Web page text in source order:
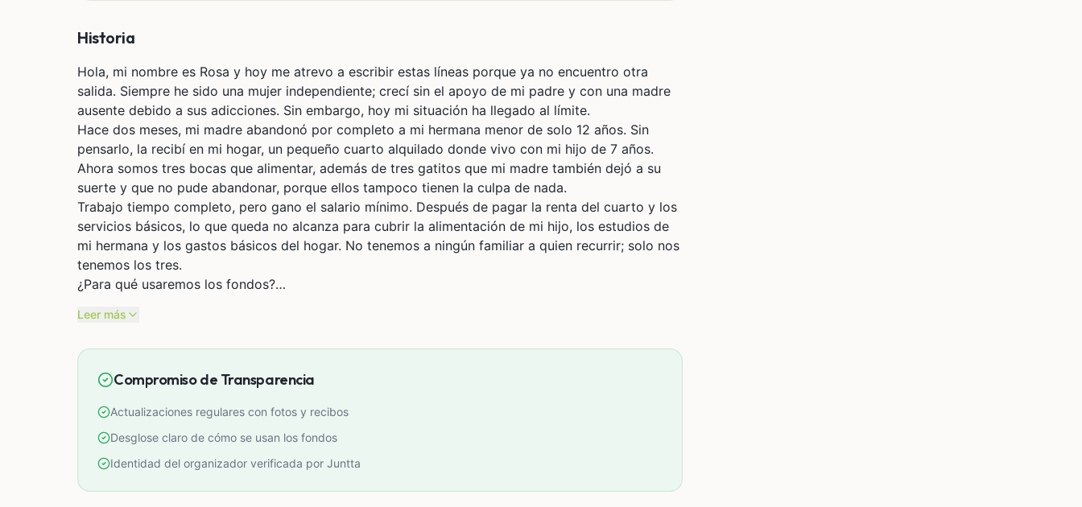
Historia
Hola, mi nombre es Rosa y hoy me atrevo a escribir estas líneas porque ya no encuentro otra
salida. Siempre he sido una mujer independiente; crecí sin el apoyo de mi padre y con una madre
ausente debido a sus adicciones. Sin embargo, hoy mi situación ha llegado al límite.
Hace dos meses, mi madre abandonó por completo a mi hermana menor de solo 12 años. Sin
pensarlo, la recibí en mi hogar, un pequeño cuarto alquilado donde vivo con mi hijo de 7 años.
Ahora somos tres bocas que alimentar, además de tres gatitos que mi madre también dejó a su
suerte y que no pude abandonar, porque ellos tampoco tienen la culpa de nada.
Trabajo tiempo completo, pero gano el salario mínimo. Después de pagar la renta del cuarto y los
servicios básicos, lo que queda no alcanza para cubrir la alimentación de mi hijo, los estudios de
mi hermana y los gastos básicos del hogar. No tenemos a ningún familiar a quien recurrir; solo nos
tenemos los tres.
¿Para qué usaremos los fondos?
Comprar alimentos básicos y artículos de higiene para mi hijo y mi hermana.
Comprar alimento para los gatitos rescatados mientras les busco un hogar responsable o logro
estabilizarme.
puedan tener un plato de comida y un lugar seguro donde dormir. Si no puedes donar, te
agradezco de corazón que compartas nuestra historia.
Muchas gracias por leernos y por tu humanidad.
Leer más
Compromiso de Transparencia
Actualizaciones regulares con fotos y recibos
Desglose claro de cómo se usan los fondos
Identidad del organizador verificada por Juntta